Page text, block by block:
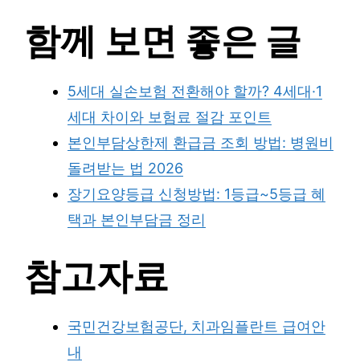
함께 보면 좋은 글
5세대 실손보험 전환해야 할까? 4세대·1
세대 차이와 보험료 절감 포인트
본인부담상한제 환급금 조회 방법: 병원비
돌려받는 법 2026
장기요양등급 신청방법: 1등급~5등급 혜
택과 본인부담금 정리
참고자료
국민건강보험공단, 치과임플란트 급여안
내